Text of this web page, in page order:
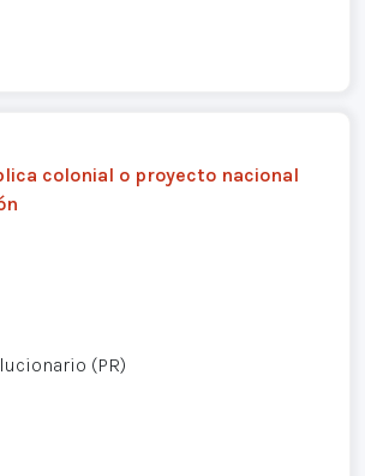
colonial o proyecto nacional
(PR)